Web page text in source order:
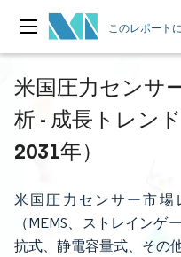
このレポート
米国圧力センサ
析 - 成長トレン
2031年）
米国圧力センサー市
（MEMS、ストレイン
抗式、静電容量式、その